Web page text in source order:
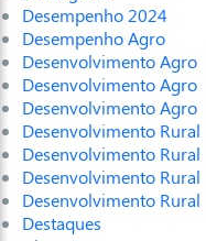
Desempenho 2024
Desempenho Agro
Desenvolvimento Agro
Desenvolvimento Agro
Desenvolvimento Agro
Desenvolvimento Rural
Desenvolvimento Rural
Desenvolvimento Rural
Desenvolvimento Rural
Destaques